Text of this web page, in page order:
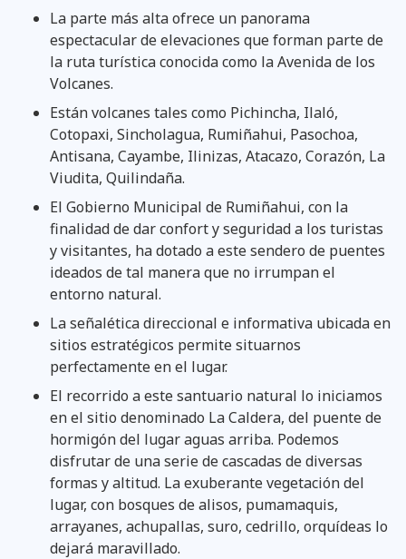
La parte más alta ofrece un panorama
espectacular de elevaciones que forman parte de
la ruta turística conocida como la Avenida de los
Volcanes.
Están volcanes tales como Pichincha, Ilaló,
Cotopaxi, Sincholagua, Rumiñahui, Pasochoa,
Antisana, Cayambe, Ilinizas, Atacazo, Corazón, La
Viudita, Quilindaña.
El Gobierno Municipal de Rumiñahui, con la
finalidad de dar confort y seguridad a los turistas
y visitantes, ha dotado a este sendero de puentes
ideados de tal manera que no irrumpan el
entorno natural.
La señalética direccional e informativa ubicada en
sitios estratégicos permite situarnos
perfectamente en el lugar.
El recorrido a este santuario natural lo iniciamos
en el sitio denominado La Caldera, del puente de
hormigón del lugar aguas arriba. Podemos
disfrutar de una serie de cascadas de diversas
formas y altitud. La exuberante vegetación del
lugar, con bosques de alisos, pumamaquis,
arrayanes, achupallas, suro, cedrillo, orquídeas lo
dejará maravillado.